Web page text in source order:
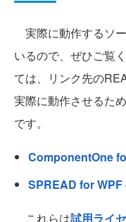
実際に動作するソー
いるので、ぜひご覧
ては、リンク先の
実際に動作させるた
です。
ComponentOne
SPREAD for WPF
これらは試用ライ